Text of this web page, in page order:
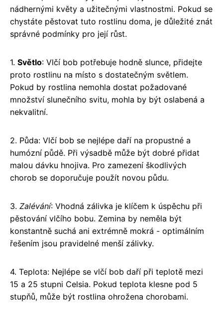
nádhernými květy a užitečnými vlastnostmi. Pokud se
chystáte pěstovat tuto rostlinu doma, je důležité znát
správné podmínky pro její růst.
1. Světlo: Vlčí bob potřebuje hodně slunce, přidejte
proto rostlinu na místo s dostatečným světlem.
Pokud by rostlina nemohla dostat požadované
množství slunečního svitu, mohla by být oslabená a
nekvalitní.
2. Půda: Vlčí bob se nejlépe daří na propustné a
humózní půdě. Při výsadbě může být dobré přidat
malou dávku hnojiva. Pro zamezení škodlivých
chorob se doporučuje použít novou půdu.
3. Zalévání: Vhodná zálivka je klíčem k úspěchu při
pěstování vlčího bobu. Zemina by neměla být
konstantně suchá ani extrémně mokrá - optimálním
řešením jsou pravidelné menší zálivky.
4. Teplota: Nejlépe se vlčí bob daří při teplotě mezi
15 a 25 stupni Celsia. Pokud teplota klesne pod 5
stupňů, může být rostlina ohrožena chorobami.